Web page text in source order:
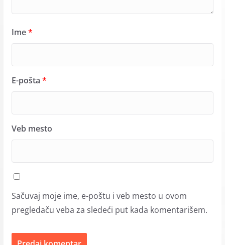
Ime*
E-pošta *
Veb mesto
Sačuvaj moje ime, e-poštu i veb mesto u ovom
pregledaču veba za sledeći put kada komentarišem.